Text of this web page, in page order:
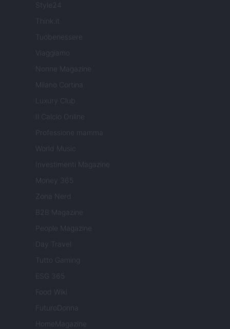
Style24
Think.it
Tuobenessere
Viaggiamo
Nonne Magazine
Milano Cortina
Luxury Club
Il Calcio Online
Professione mamma
World Music
Investimenti Magazine
Money 365
Zona Nerd
B2B Magazine
People Magazine
Day Travel
Tutto Gaming
ESG 365
Food Wiki
FuturoDonna
HomeMagazine